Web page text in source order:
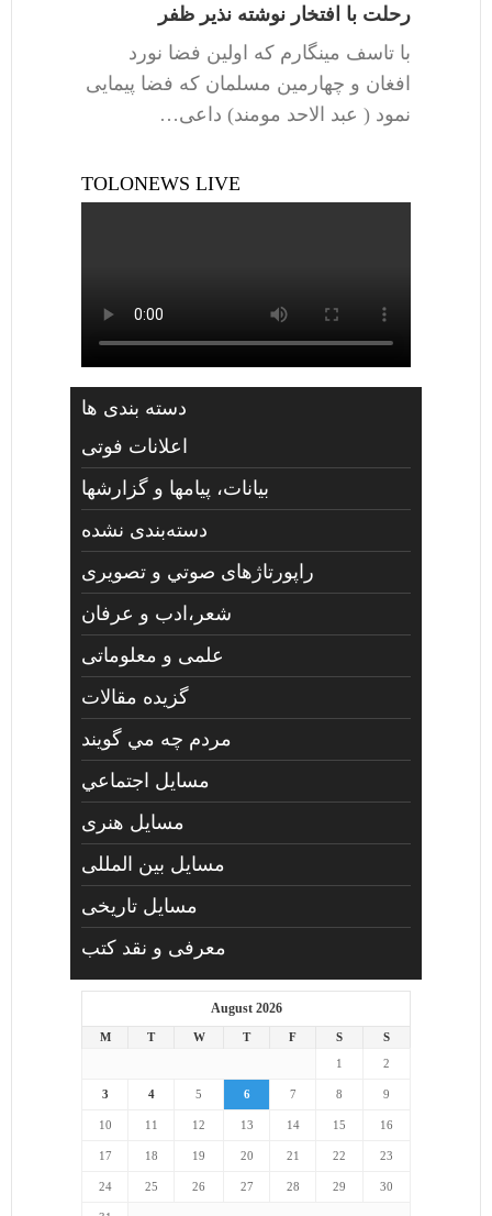
رحلت با افتخار نوشته نذیر ظفر
با تاسف مینگارم که اولین فضا نورد
افغان و چهارمین مسلمان که فضا پیمایی
نمود ( عبد الاحد مومند) داعی…
TOLONEWS LIVE
دسته بندی ها
اعلانات فوتی
بیانات، پیامها و گزارشها
دسته‌بندی نشده
راپورتاژهای صوتي و تصويری
شعر،ادب و عرفان
علمی و معلوماتی
گزیده مقالات
مردم چه مي گويند
مسايل اجتماعي
مسايل هنری
مسایل بین المللی
مسایل تاریخی
معرفی و نقد کتب
August 2026
M T W T F S
S
1
2
3 4 5 6 7 8 9
10 11 12 13 14 15 16
17 18 19 20 21 22 23
24 25 26 27 28 29 30